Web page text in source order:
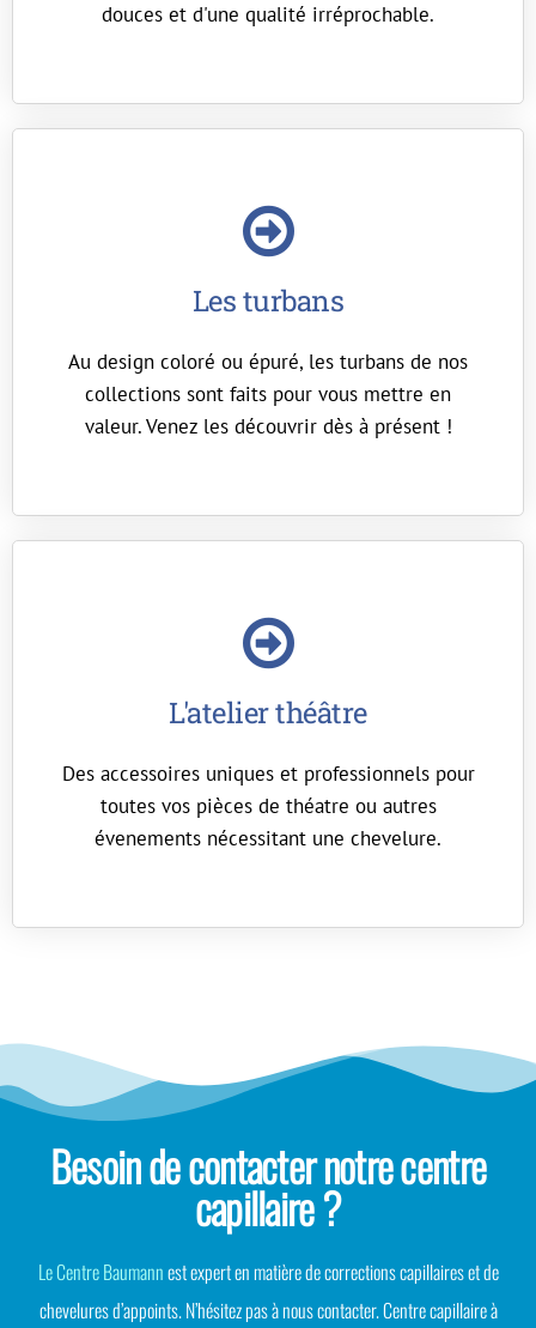
douces et d'une qualité irréprochable.
Les turbans
Au design coloré ou épuré, les turbans de nos
collections sont faits pour vous mettre en
valeur. Venez les découvrir dès à présent !
L'atelier théâtre
Des accessoires uniques et professionnels pour
toutes vos pièces de théatre ou autres
évenements nécessitant une chevelure.
Besoin de contacter notre centre
capillaire ?
Le Centre Baumannest expert en matière de corrections capillaires et de
chevelures d’appoints.N’hésitez pas à nous contacter.Centre capillaireà